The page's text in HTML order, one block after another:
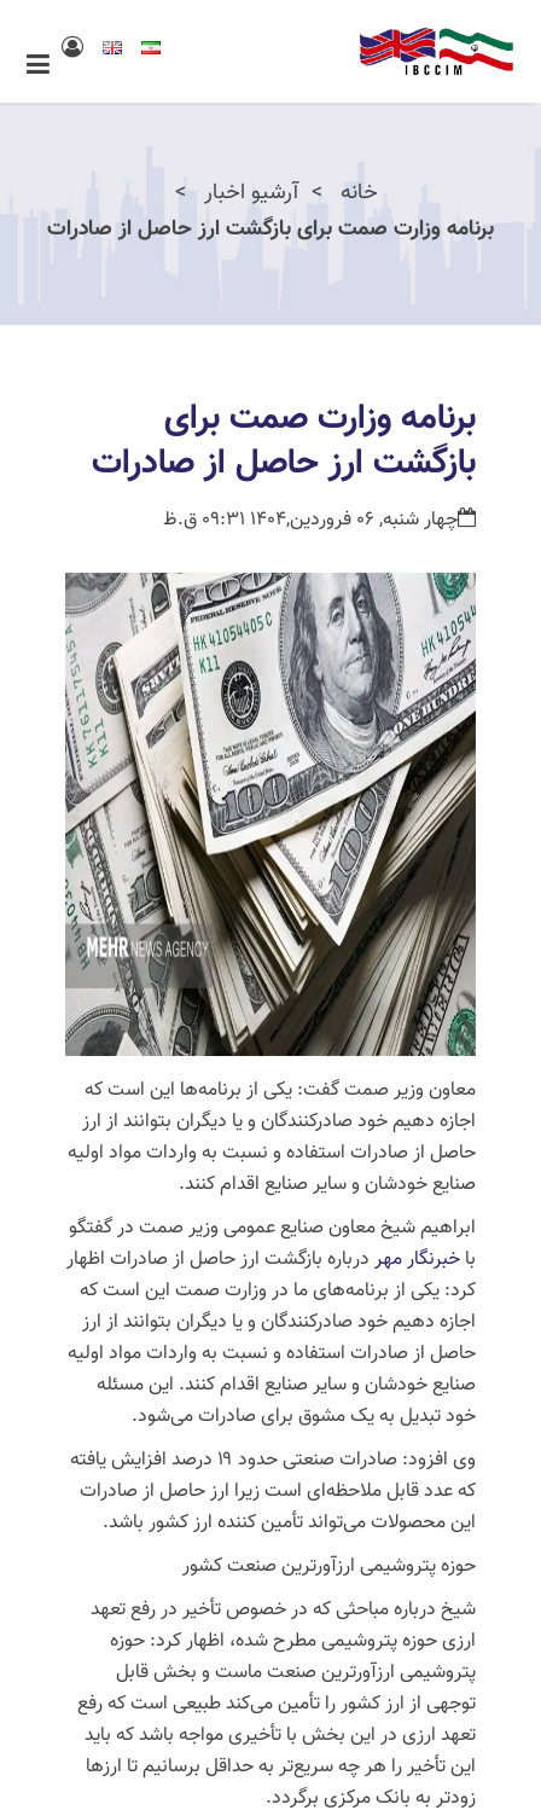
خانه
آرشیو اخبار
برنامه وزارت صمت برای بازگشت ارز حاصل از صادرات
برنامه وزارت صمت برای
بازگشت ارز حاصل از صادرات
چهار شنبه, 06 فروردین,1404 09:31 ق.ظ
معاون وزیر صمت گفت: یکی از برنامه‌ها این است که
اجازه دهیم خود صادرکنندگان و یا دیگران بتوانند از ارز
حاصل از صادرات استفاده و نسبت به واردات مواد اولیه
صنایع خودشان و سایر صنایع اقدام کنند.
ابراهیم شیخ معاون صنایع عمومی وزیر صمت در گفتگو
با خبرنگار مهر درباره بازگشت ارزحاصل از صادرات اظهار
کرد: یکی از برنامه‌های ما در وزارت صمت این است که
اجازه دهیم خود صادرکنندگان و یا دیگران بتوانند از ارز
حاصل از صادرات استفاده و نسبت به واردات مواد اولیه
صنایع خودشان و سایر صنایع اقدام کنند. این مسئله
خود تبدیل به یک مشوق برای صادرات می‌شود.
وی افزود: صادرات صنعتی حدود ۱۹ درصد افزایش یافته
که عدد قابل ملاحظه‌ای است زیرا ارز حاصل از صادرات
این محصولات می‌تواند تأمین کننده ارزکشور باشد.
حوزه پتروشیمی ارزآورترین صنعت کشور
شیخ درباره مباحثی که در خصوصتأخیر در رفع تعهد
ارزی حوزه پتروشیمی مطرح شده، اظهار کرد: حوزه
پتروشیمی ارزآورترین صنعت ماست و بخش قابل
توجهی از ارز کشور را تأمین می‌کند طبیعی است که رفع
تعهد ارزی در این بخش با تأخیریمواجه باشد که باید
این تأخیر را هر چه سریع‌تر بهحداقل برسانیم تا ارزها
زودتر به بانک مرکزی برگردد.